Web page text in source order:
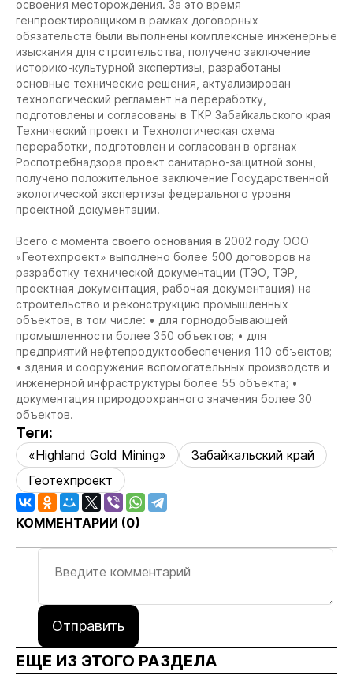
освоения месторождения. За это время
генпроектировщиком в рамках договорных
обязательств были выполнены комплексные инженерные
изыскания для строительства, получено заключение
историко-культурной экспертизы, разработаны
основные технические решения, актуализирован
технологический регламент на переработку,
подготовлены и согласованы в ТКР Забайкальского края
Технический проект и Технологическая схема
переработки, подготовлен и согласован в органах
Роспотребнадзора проект санитарно-защитной зоны,
получено положительное заключение Государственной
экологической экспертизы федерального уровня
проектной документации.
Всего с момента своего основания в 2002 году ООО
«Геотехпроект» выполнено более 500 договоров на
разработку технической документации (ТЭО, ТЭР,
проектная документация, рабочая документация) на
строительство и реконструкцию промышленных
объектов, в том числе: • для горнодобывающей
промышленности более 350 объектов; • для
предприятий нефтепродуктообеспечения 110 объектов;
• здания и сооружения вспомогательных производств и
инженерной инфраструктуры более 55 объекта; •
документация природоохранного значения более 30
объектов.
Теги:
«Highland Gold Mining»
Забайкальский край
Геотехпроект
КОММЕНТАРИИ (0)
Отправить
ЕЩЕ ИЗ ЭТОГО РАЗДЕЛА